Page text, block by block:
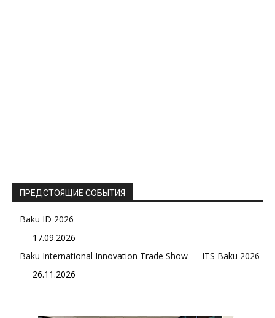
ПРЕДСТОЯЩИЕ СОБЫТИЯ
Baku ID 2026
17.09.2026
Baku International Innovation Trade Show — ITS Baku 2026
26.11.2026